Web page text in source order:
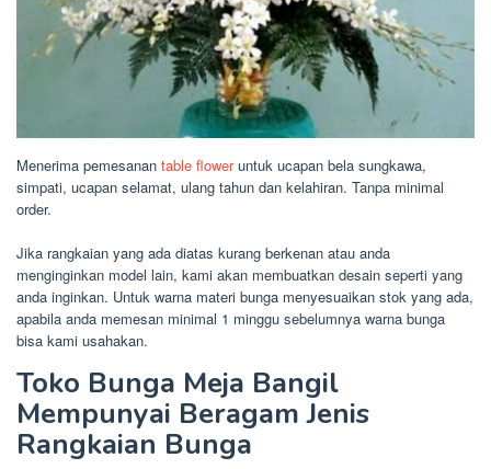
Menerima pemesanan table floweruntuk ucapan bela sungkawa,
simpati, ucapan selamat, ulang tahun dan kelahiran. Tanpa minimal
order.
Jika rangkaian yang ada diatas kurang berkenan atau anda
menginginkan model lain, kami akan membuatkan desain seperti yang
anda inginkan. Untuk warna materi bunga menyesuaikan stok yang ada,
apabila anda memesan minimal 1 minggu sebelumnya warna bunga
bisa kami usahakan.
Toko Bunga Meja Bangil
Mempunyai Beragam Jenis
Rangkaian Bunga